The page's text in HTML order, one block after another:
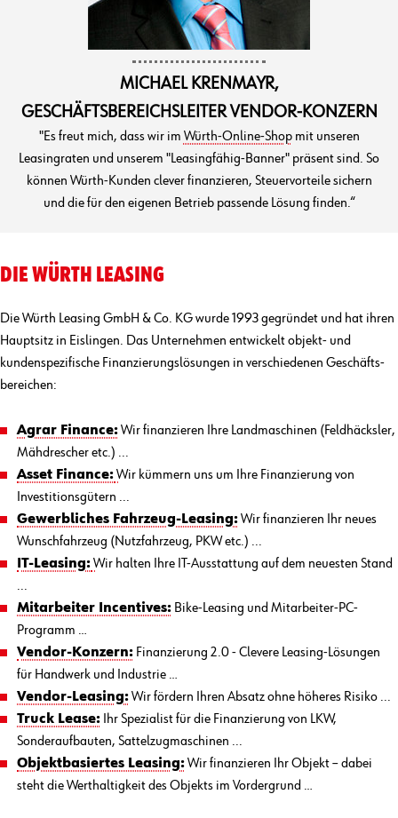
MICHAEL KRENMAYR,
GESCHÄFTSBEREICHSLEITER VENDOR-KONZERN
"Es freut mich, dass wir im Würth-Online-Shopmit unseren
Leasingraten und unserem "Leasingfähig-Banner" präsent sind. So
können Würth-Kunden clever finanzieren, Steuervorteile sichern
und die für den eigenen Betrieb passende Lösung finden.“
DIE WÜRTH LEASING
Die Würth Leasing GmbH & Co. KG wurde 1993 gegründet und hat ihren
Hauptsitz in Eislingen. Das Unternehmen entwickelt objekt- und
kunden­spezifische Finanzierungs­lösungen in verschiedenen Geschäfts­
bereichen:
Agrar Finance:Wir finanzieren Ihre Landmaschinen (Feldhäcksler,
Mähdrescher etc.) ...
Asset Finance:Wir kümmern uns um Ihre Finanzierung von
Investitionsgütern ...
Gewerbliches Fahrzeug-Leasing:Wir finanzieren Ihr neues
Wunschfahrzeug (Nutzfahrzeug, PKW etc.) ...
IT-Leasing:Wir halten Ihre IT-Ausstattung auf dem neuesten Stand
...
Mitarbeiter Incentives: Bike-Leasing und Mitarbeiter-PC-
Programm …
Vendor-Konzern: Finanzierung 2.0 - Clevere Leasing-Lösungen
für Handwerk und Industrie …
Vendor-Leasing:Wir fördern Ihren Absatz ohne höheres Risiko ...
Truck Lease: Ihr Spezialist für die Finanzierung von LKW,
Sonderaufbauten, Sattelzugmaschinen ...
Objektbasiertes Leasing:Wir finanzieren Ihr Objekt – dabei
steht die Werthaltigkeit des Objekts im Vordergrund …